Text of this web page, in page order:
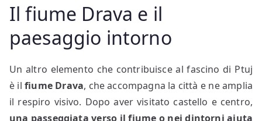
Il fiume Drava e il
paesaggio intorno
Un altro elemento che contribuisce al fascino di Ptuj
è ilfiume Drava, che accompagna la città e ne amplia
il respiro visivo. Dopo aver visitato castello e centro,
una passeggiata verso il fiume o nei dintorni aiuta